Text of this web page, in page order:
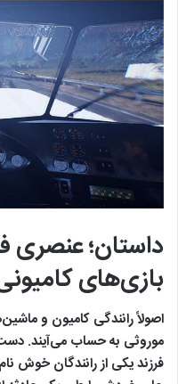
داستان؛
بازی‌های
اصولاً رانندگی کامیون و
موروثی به حساب می‌‌آیند. دست
فرزند یکی از رانندگان خوش